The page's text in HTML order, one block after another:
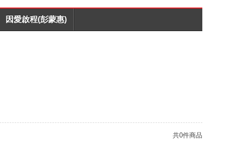
因愛啟程(彭蒙惠)
共0件商品